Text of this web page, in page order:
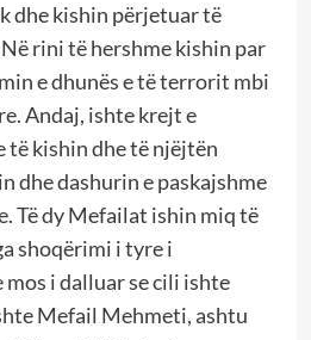
dhe kishin përjetuar të
rini të hershme kishin par
e dhunës e të terrorit mbi
Andaj, ishte krejt e
të kishin dhe të njëjtën
dhe dashurin e paskajshme
Të dy Mefailat ishin miq të
shoqërimi i tyre i
mos i dalluar se cili ishte
Mefail Mehmeti, ashtu